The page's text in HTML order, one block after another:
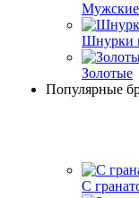
Мужские
Шнурки
Золотые
Популярные
С